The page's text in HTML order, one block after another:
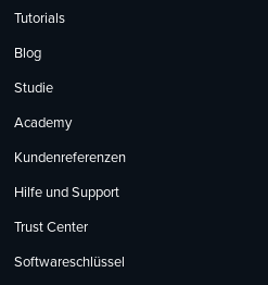
Tutorials
Blog
Studie
Academy
Kundenreferenzen
Hilfe und Support
Trust Center
Softwareschlüssel